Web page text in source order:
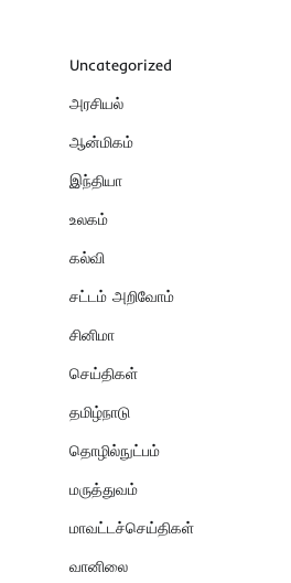
Uncategorized
அரசியல்
ஆன்மிகம்
இந்தியா
உலகம்
கல்வி
சட்டம் அறிவோம்
சினிமா
செய்திகள்
தமிழ்நாடு
தொழில்நுட்பம்
மருத்துவம்
மாவட்டச்செய்திகள்
வானிலை